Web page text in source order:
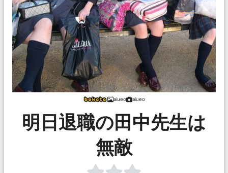
aiueo aiueo
明日退職の田中先生は
無敵